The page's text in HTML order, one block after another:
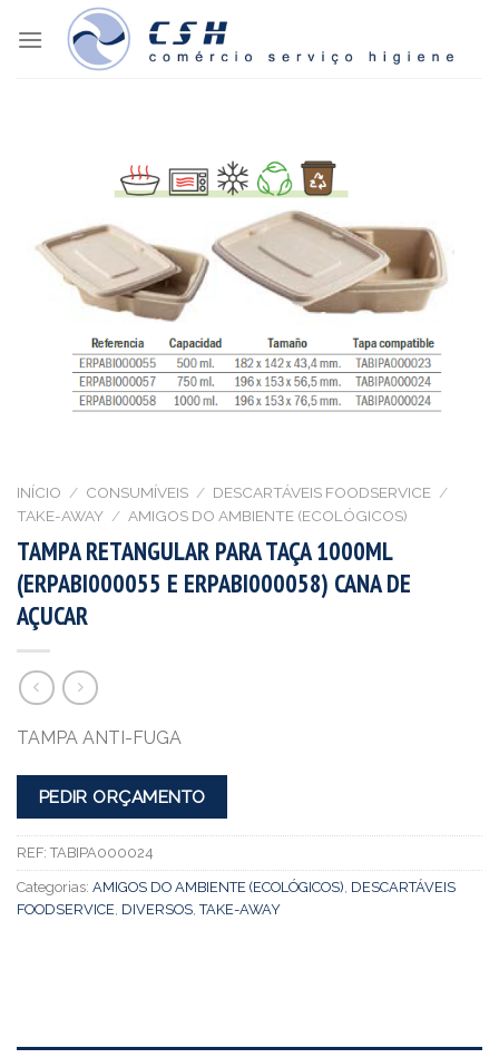
INÍCIO / CONSUMÍVEIS / DESCARTÁVEIS FOODSERVICE /
TAKE-AWAY / AMIGOS DO AMBIENTE (ECOLÓGICOS)
TAMPA RETANGULAR PARA TAÇA 1000ML
(ERPABI000055 E ERPABI000058) CANA DE
AÇUCAR
TAMPA ANTI-FUGA
PEDIR ORÇAMENTO
REF: TABIPA000024
Categorias: AMIGOS DO AMBIENTE (ECOLÓGICOS), DESCARTÁVEIS
FOODSERVICE, DIVERSOS,TAKE-AWAY